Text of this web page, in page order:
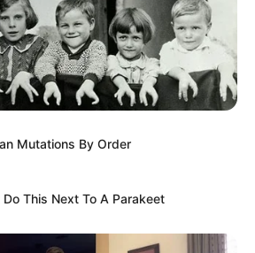
Mutations By Order
This Next To A Parakeet